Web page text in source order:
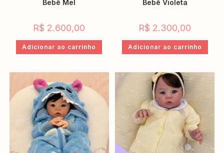
Bebê Mel
R$ 2.600,00
Adicionar ao carrinho
Bebê Violeta
R$ 2.300,00
Adicionar ao carrinho